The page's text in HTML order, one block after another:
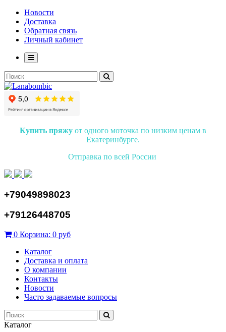
Новости
Доставка
Обратная связь
Личный кабинет
Купить пряжу от одного моточка по низким ценам в
Екатеринбурге.
Отправка по всей России
+79049898023
+79126448705
0 Корзина: 0 руб
Каталог
Доставка и оплата
О компании
Контакты
Новости
Часто задаваемые вопросы
Каталог